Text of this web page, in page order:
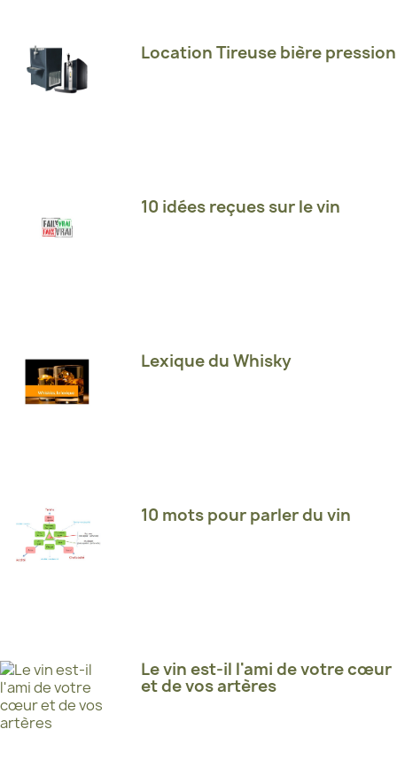
Location Tireuse bière pression
10 idées reçues sur le vin
Lexique du Whisky
10 mots pour parler du vin
Le vin est-il l'ami de votre cœur
et de vos artères